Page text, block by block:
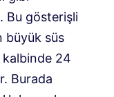
Bu gösterişli
büyük süs
kalbinde 24
Burada